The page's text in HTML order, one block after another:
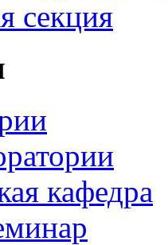
секция
кафедра